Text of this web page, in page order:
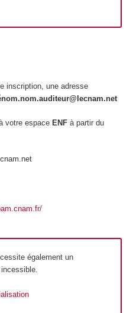
inscription, une adresse
votre espace ENF à partir du
également un